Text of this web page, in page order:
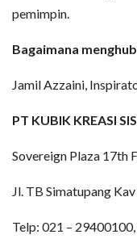
pemimpin.
Bagaimana
Jamil Azzaini,
PT KUBIK KREASI
Sovereign Plaza 17th
Jl. TB Simatupang
Telp: 021 –